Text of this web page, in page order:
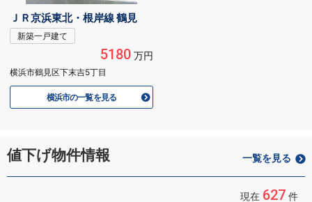
ＪＲ京浜東北・根岸線 鶴見
新築一戸建て
5180万円
横浜市鶴見区下末吉5丁目
横浜市の一覧を見る
値下げ物件情報 一覧を見る
現在 627 件